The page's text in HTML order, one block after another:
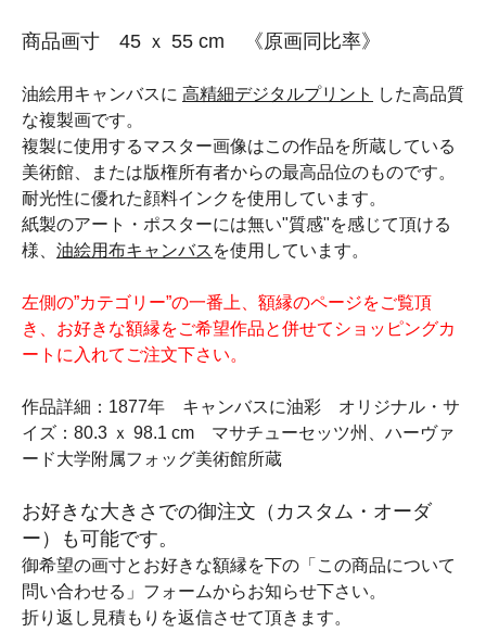
商品画寸 45 ｘ 55 cm 《原画同比率》
油絵用キャンバスに 高精細デジタルプリント
した高品質
な複製画です。
複製に使用するマスター画像はこの作品を所蔵している
美術館、または版権所有者からの最高品位のものです。
耐光性に優れた顔料インクを使用しています。
紙製のアート・ポスターには無い"質感"を感じて頂ける
様、 油絵用布キャンバス を使用しています。
左側の”カテゴリー”の一番上、額縁のページをご覧頂
き、お好きな額縁をご希望作品と併せてショッピングカ
ートに入れてご注文下さい。
作品詳細：1877年 キャンバスに油彩 オリジナル・サ
イズ：80.3 ｘ 98.1 cm マサチューセッツ州、ハーヴァ
ード大学附属フォッグ美術館所蔵
お好きな大きさでの御注文（カスタム・オーダ
ー）も可能です。
御希望の画寸とお好きな額縁を下の「この商品について
問い合わせる」フォームからお知らせ下さい。
折り返し見積もりを返信させて頂きます。